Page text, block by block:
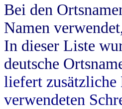
Bei den
Namen
In dieser Liste
deutsche
liefert zusätzliche
verwendeten